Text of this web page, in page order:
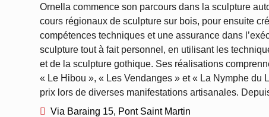
Ornella commence son parcours dans la sculpture
cours régionaux de sculpture sur bois, pour ensuite
compétences techniques et une assurance dans
sculpture tout à fait personnel, en utilisant les
et de la sculpture gothique. Ses réalisations
« Le Hibou », « Les Vendanges » et « La Nymphe
prix lors de diverses manifestations artisanales.
Via Baraing 15, Pont Saint Martin